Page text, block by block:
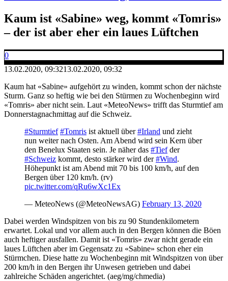
Kaum ist «Sabine» weg, kommt «Tomris»
– der ist aber eher ein laues Lüftchen
0
13.02.2020, 09:3213.02.2020, 09:32
Kaum hat «Sabine» aufgehört zu winden, kommt schon der nächste
Sturm. Ganz so heftig wie bei den Stürmen zu Wochenbeginn wird
«Tomris» aber nicht sein. Laut «MeteoNews» trifft das Sturmtief am
Donnerstagnachmittag auf die Schweiz.
#Sturmtief #Tomris ist aktuell über#Irland und zieht
nun weiter nach Osten. Am Abend wird sein Kern über
den Benelux Staaten sein. Je näher das #Tiefder
#Schweiz kommt, desto stärker wird der#Wind.
Höhepunkt ist am Abend mit 70 bis 100 km/h, auf den
Bergen über 120 km/h. (rv)
pic.twitter.com/qRu6wXc1Ex
— MeteoNews (@MeteoNewsAG) February 13, 2020
Dabei werden Windspitzen von bis zu 90 Stundenkilometern
erwartet. Lokal und vor allem auch in den Bergen können die Böen
auch heftiger ausfallen. Damit ist «Tomris» zwar nicht gerade ein
laues Lüftchen aber im Gegensatz zu «Sabine» schon eher ein
Stürmchen. Diese hatte zu Wochenbeginn mit Windspitzen von über
200 km/h in den Bergen ihr Unwesen getrieben und dabei
zahlreiche Schäden angerichtet. (aeg/mg/chmedia)